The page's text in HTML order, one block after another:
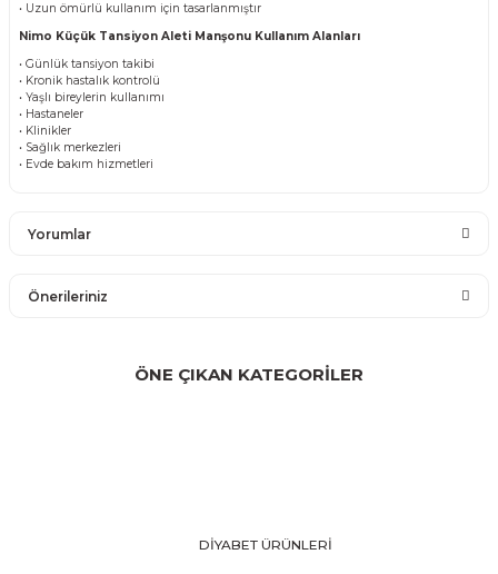
• Uzun ömürlü kullanım için tasarlanmıştır
Nimo Küçük Tansiyon Aleti Manşonu Kullanım Alanları
• Günlük tansiyon takibi
• Kronik hastalık kontrolü
• Yaşlı bireylerin kullanımı
• Hastaneler
• Klinikler
• Sağlık merkezleri
• Evde bakım hizmetleri
Yorumlar
Önerileriniz
konularda yetersiz gördüğünüz noktaları öneri formunu
kullanarak tarafımıza iletebilirsiniz.
ÖNE ÇIKAN KATEGORİLER
DİYABET ÜRÜNLERİ